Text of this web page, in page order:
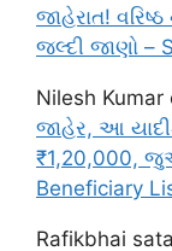
જાહેરાત!
જલ્દી જાણો –
Nilesh Kumar
જાહેર, આ
₹1,20,000,
Beneficiary
Rafikbhai